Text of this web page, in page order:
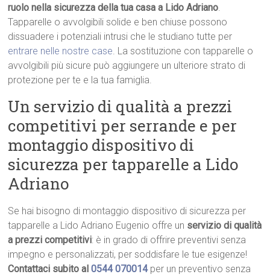
ruolo nella sicurezza della tua casa a Lido Adriano.
Tapparelle o avvolgibili solide e ben chiuse possono
dissuadere i potenziali intrusi che le studiano tutte per
entrare nelle nostre case. La sostituzione con tapparelle o
avvolgibili più sicure può aggiungere un ulteriore strato di
protezione per te e la tua famiglia.
Un servizio di qualità a prezzi
competitivi per serrande e per
montaggio dispositivo di
sicurezza per tapparelle a Lido
Adriano
Se hai bisogno di montaggio dispositivo di sicurezza per
tapparelle a Lido Adriano Eugenio offre un servizio di qualità
a prezzi competitivi: è in grado di offrire preventivi senza
impegno e personalizzati, per soddisfare le tue esigenze!
Contattaci subito al0544 070014 per un preventivo senza